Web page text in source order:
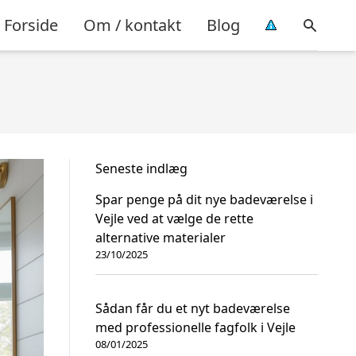
Forside Om / kontakt Blog
Seneste indlæg
Spar penge på dit nye badeværelse i
Vejle ved at vælge de rette
alternative materialer
23/10/2025
Sådan får du et nyt badeværelse
med professionelle fagfolk i Vejle
08/01/2025